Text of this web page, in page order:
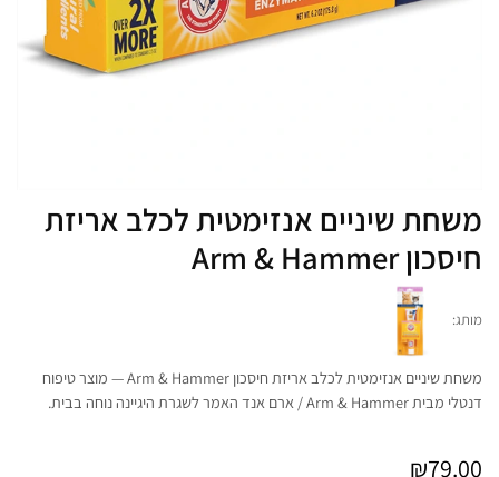
משחת שיניים אנזימטית לכלב אריזת
חיסכון Arm & Hammer
מותג:
משחת שיניים אנזימטית לכלב אריזת חיסכון Arm & Hammer — מוצר טיפוח
דנטלי מבית Arm & Hammer / ארם אנד האמר לשגרת היגיינה נוחה בבית.
₪79.00